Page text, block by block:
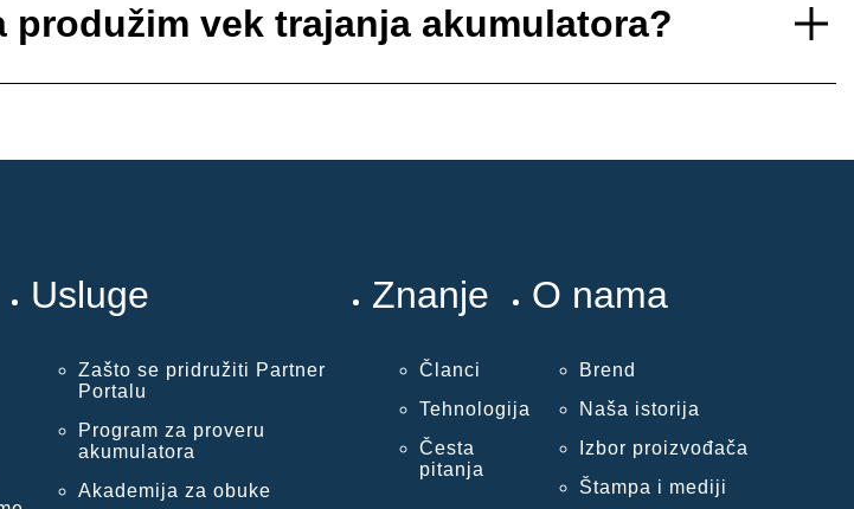
produžim vek trajanja akumulatora?
Usluge
Zašto se pridružiti Partner
Portalu
Program za proveru
akumulatora
Akademija za obuke
Znanje
Članci
Tehnologija
Česta
pitanja
O nama
Brend
Naša istorija
Izbor proizvođača
Štampa i mediji